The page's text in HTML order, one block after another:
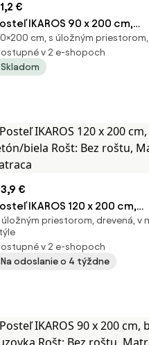
€
IKAROS 90 x 200 cm,
biela Rošt: Bez roštu,
matraca
cm, s úložným
v 2 e-shopoch
Skladom
€
IKAROS 120 x 200 cm,
biela Rošt: Bez roštu,
matraca
úložným priestorom, drevená, v
v 2 e-shopoch
Na odoslanie o 4 týždne